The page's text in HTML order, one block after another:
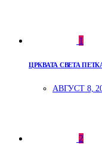
1
ЦРКВАТА СВЕТА
АВГУСТ 8,
2